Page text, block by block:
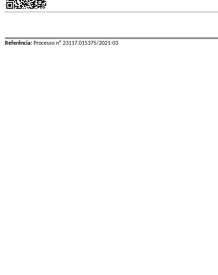
Referência: Processo nº 23117.015375/2021-03